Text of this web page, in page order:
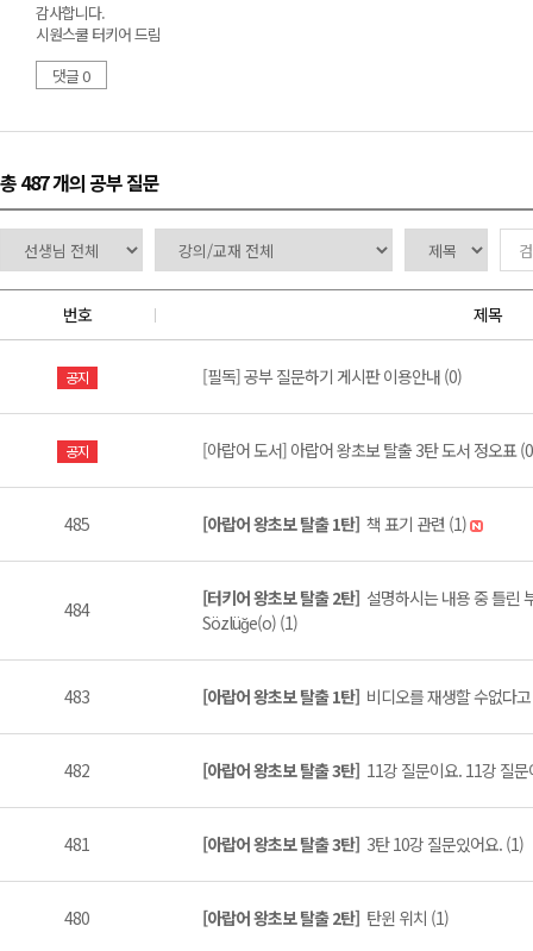
감사합니다.
시원스쿨 터키어 드림
댓글 0
총 487 개의 공부 질문
번호 제목
공지 [필독] 공부 질문하기 게시판 이용안내 (0)
공지 [아랍어 도서] 아랍어 왕초보 탈출 3탄 도서 정오표
485 [아랍어 왕초보 탈출 1탄] 책 표기 관련 (1)
484 [터키어 왕초보 탈출 2탄] 설명하시는 내용 중 틀린
Sözlüğe(o) (1)
483 [아랍어 왕초보 탈출 1탄] 비디오를 재생할 수없다
482 [아랍어 왕초보 탈출 3탄] 11강 질문이요. 11강 질
481 [아랍어 왕초보 탈출 3탄] 3탄 10강 질문있어요. (1)
480 [아랍어 왕초보 탈출 2탄] 탄윈 위치 (1)